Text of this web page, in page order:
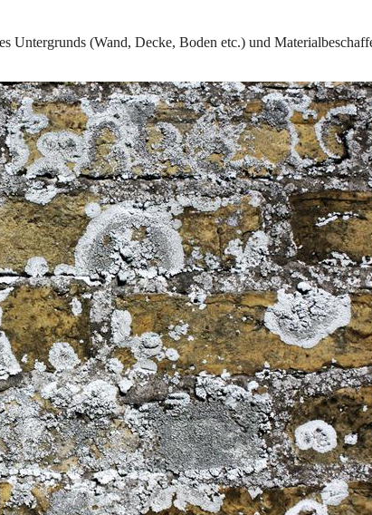
Untergrunds (Wand, Decke, Boden etc.) und